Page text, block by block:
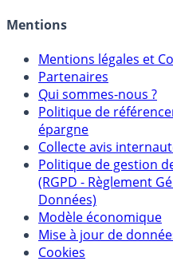
Mentions
Mentions légales et
Partenaires
Qui sommes-nous ?
Politique de
épargne
Collecte avis
Politique de gestion
(RGPD - Règlement
Données)
Modèle économique
Mise à jour de
Cookies